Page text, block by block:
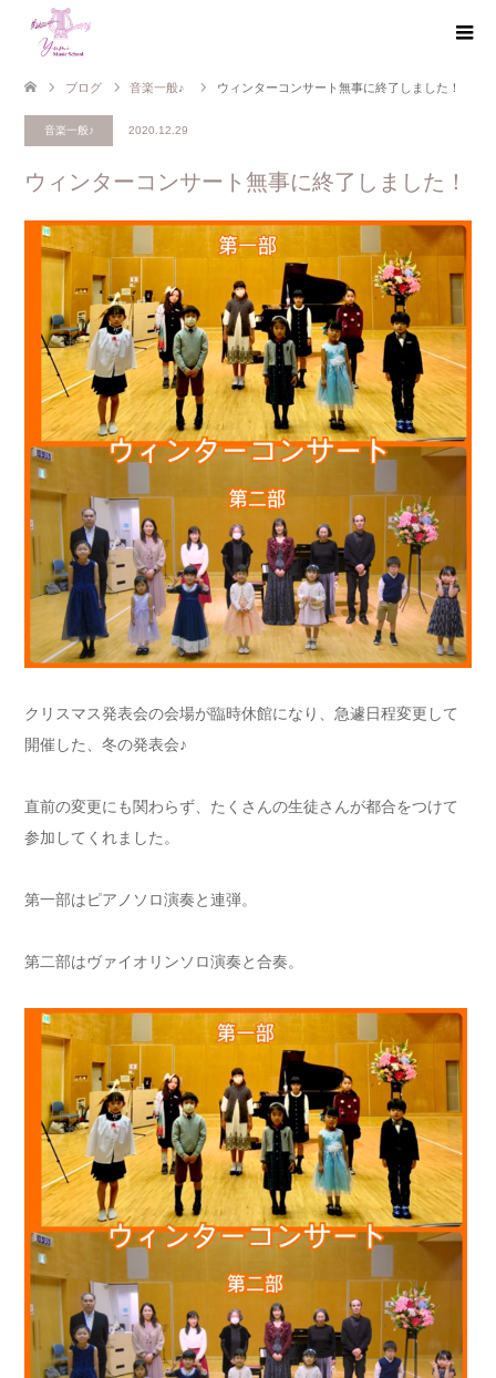
ブログ 音楽一般♪ ウィンターコンサート無事に終了しました！
音楽一般♪ 2020.12.29
ウィンターコンサート無事に終了しました！
クリスマス発表会の会場が臨時休館になり、急遽日程変更して
開催した、冬の発表会♪
直前の変更にも関わらず、たくさんの生徒さんが都合をつけて
参加してくれました。
第一部はピアノソロ演奏と連弾。
第二部はヴァイオリンソロ演奏と合奏。